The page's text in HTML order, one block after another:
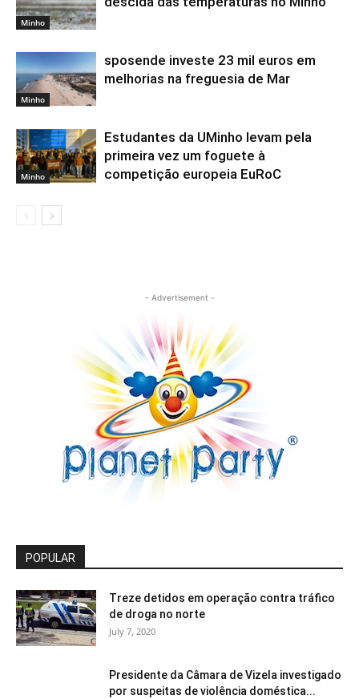
Minho
Minho
sposende investe 23 mil euros em
melhorias na freguesia de Mar
Minho
Estudantes da UMinho levam pela
primeira vez um foguete à
competição europeia EuRoC
- Advertisement -
POPULAR
Treze detidos em operação contra tráfico
de droga no norte
July 7, 2020
Presidente da Câmara de Vizela investigado
por suspeitas de violência doméstica...